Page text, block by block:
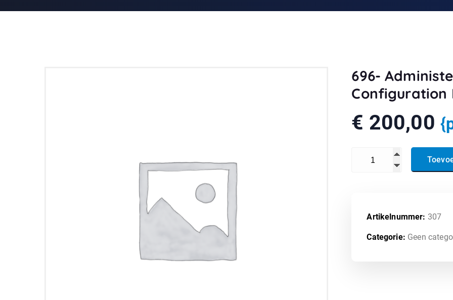
696-
Configuration
€ 200,00
696- Administering
Artikelnummer: 307
Categorie: Geen